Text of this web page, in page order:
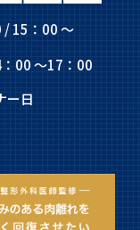
/ 15：00 ～
00 ～17：00
ー日